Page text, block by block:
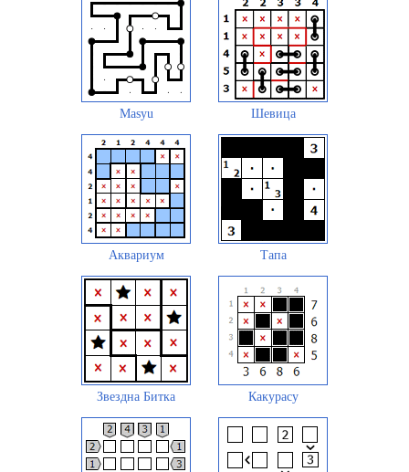
Masyu Шевица
Аквариум Тапа
Звездна Битка Какурасу